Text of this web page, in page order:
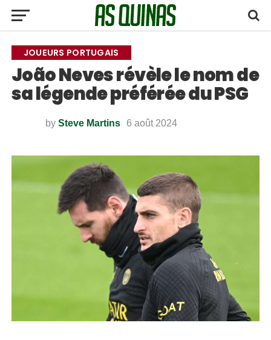
JOUEURS PORTUGAIS
João Neves révèle le nom de
sa légende préférée du PSG
by Steve Martins 6 août 2024